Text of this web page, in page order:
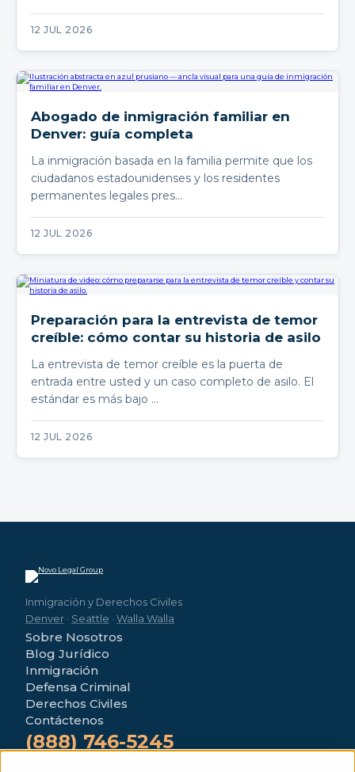
12 JUL 2026
Abogado de inmigración familiar en
Denver: guía completa
La inmigración basada en la familia permite que los
ciudadanos estadounidenses y los residentes
permanentes legales pres…
12 JUL 2026
Preparación para la entrevista de temor
creíble: cómo contar su historia de asilo
La entrevista de temor creíble es la puerta de
entrada entre usted y un caso completo de asilo. El
estándar es más bajo …
12 JUL 2026
Inmigración y Derechos Civiles
Denver · Seattle · Walla Walla
Sobre Nosotros
Blog Jurídico
Inmigración
Defensa Criminal
Derechos Civiles
Contáctenos
(888) 746-5245